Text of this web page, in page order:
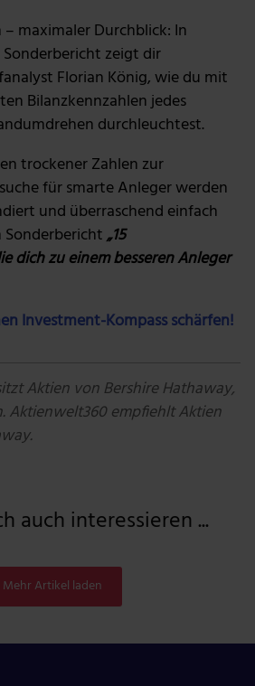
maximaler Durchblick: In
zeigt dir
Florian König, wie du mit
Bilanzkennzahlen jedes
durchleuchtest.
trockener Zahlen zur
für smarte Anleger werden
und überraschend einfach
Sonderbericht„15
dich zu einem besseren Anleger
Investment-Kompass schärfen!
Aktien von Bershire Hathaway,
Aktienwelt360 empfiehlt Aktien
auch interessieren ...
Mehr Artikel laden